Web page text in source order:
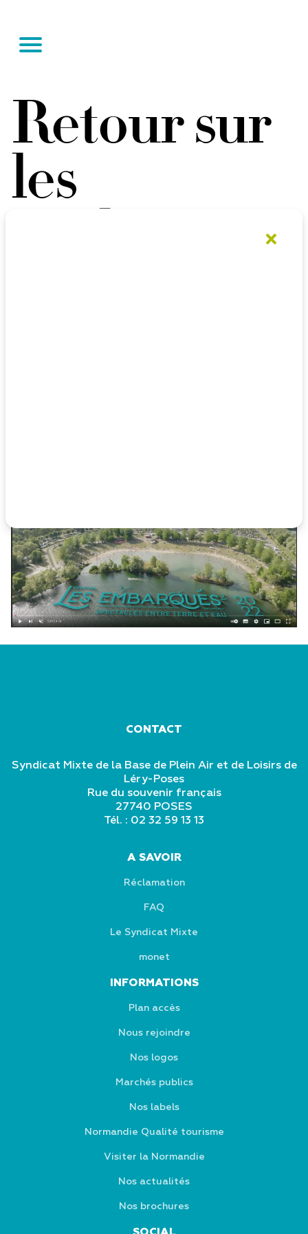
Retour sur
les
Embarqués
CONTACT
Syndicat Mixte de la Base de Plein Air et de Loisirs de
Léry-Poses
Rue du souvenir français
27740 POSES
Tél. : 02 32 59 13 13
A SAVOIR
Réclamation
FAQ
Le Syndicat Mixte
monet
INFORMATIONS
Plan accès
Nous rejoindre
Nos logos
Marchés publics
Nos labels
Normandie Qualité tourisme
Visiter la Normandie
Nos actualités
Nos brochures
SOCIAL